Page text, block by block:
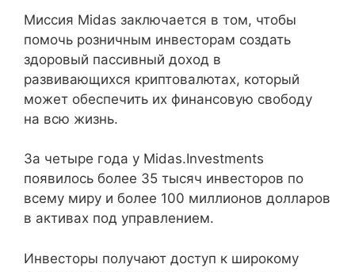
Миссия Midas заключается в том, чтобы
помочь розничным инвесторам создать
здоровый пассивный доход в
развивающихся криптовалютах, который
может обеспечить их финансовую свободу
на всю жизнь.
За четыре года у Midas.Investments
появилось более 35 тысяч инвесторов по
всему миру и более 100 миллионов долларов
в активах под управлением.
Инвесторы получают доступ к широкому